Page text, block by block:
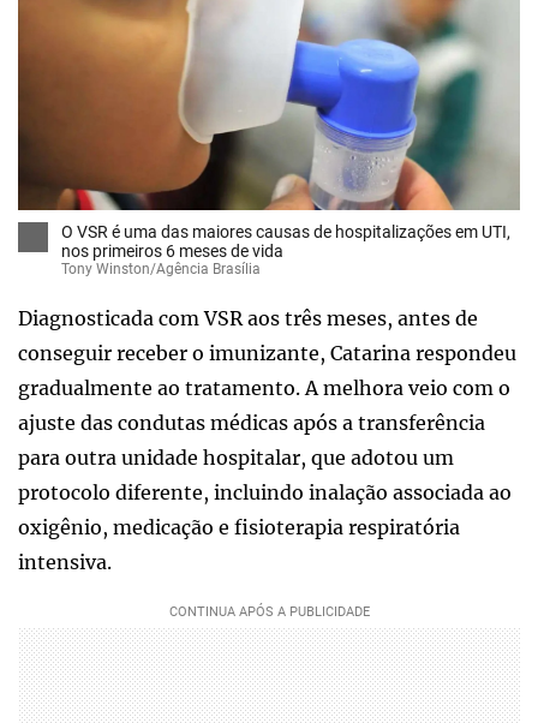
O VSR é uma das maiores causas de hospitalizações em UTI,
nos primeiros 6 meses de vida
Tony Winston/Agência Brasília
Diagnosticada com VSR aos três meses, antes de
conseguir receber o imunizante, Catarina respondeu
gradualmente ao tratamento. A melhora veio com o
ajuste das condutas médicas após a transferência
para outra unidade hospitalar, que adotou um
protocolo diferente, incluindo inalação associada ao
oxigênio, medicação e fisioterapia respiratória
intensiva.